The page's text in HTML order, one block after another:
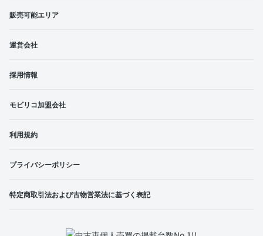
販売可能エリア
運営会社
採用情報
モビリコ加盟会社
利用規約
プライバシーポリシー
特定商取引法および古物営業法に基づく表記